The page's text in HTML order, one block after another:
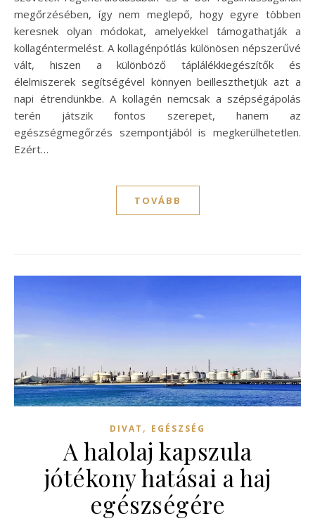
megőrzésében, így nem meglepő, hogy egyre többen
keresnek olyan módokat, amelyekkel támogathatják a
kollagéntermelést. A kollagénpótlás különösen népszerűvé
vált, hiszen a különböző táplálékkiegészítők és
élelmiszerek segítségével könnyen beilleszthetjük azt a
napi étrendünkbe. A kollagén nemcsak a szépségápolás
terén játszik fontos szerepet, hanem az
egészségmegőrzés szempontjából is megkerülhetetlen.
Ezért…
TOVÁBB
DIVAT , EGÉSZSÉG
A halolaj kapszula
jótékony hatásai a haj
egészségére